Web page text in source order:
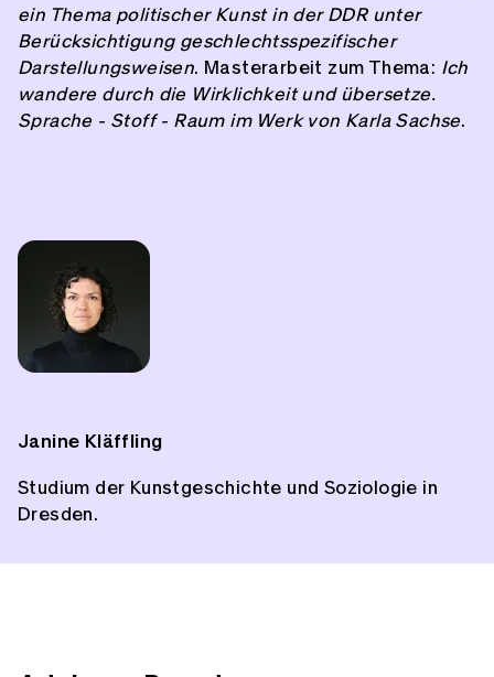
ein Thema politischer Kunst in der DDR unter
Berücksichtigung geschlechtsspezifischer
Darstellungsweisen. Masterarbeit zum Thema: Ich
wandere durch die Wirklichkeit und übersetze.
Sprache - Stoff - Raum im Werk von Karla Sachse.
Janine Kläffling
Studium der Kunstgeschichte und Soziologie in
Dresden.